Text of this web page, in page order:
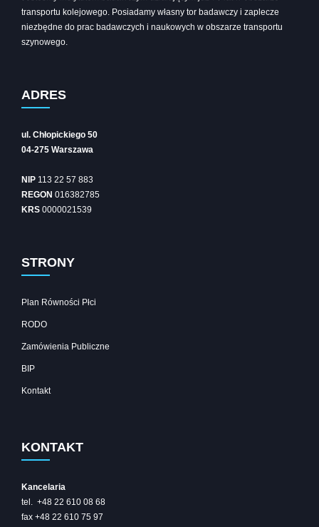
transportu kolejowego. Posiadamy własny tor badawczy i zaplecze
niezbędne do prac badawczych i naukowych w obszarze transportu
szynowego.
ADRES
ul. Chłopickiego 50
04-275 Warszawa
NIP 113 22 57 883
REGON 016382785
KRS 0000021539
STRONY
Plan Równości Płci
RODO
Zamówienia Publiczne
BIP
Kontakt
KONTAKT
Kancelaria
tel. +48 22 610 08 68
fax +48 22 610 75 97